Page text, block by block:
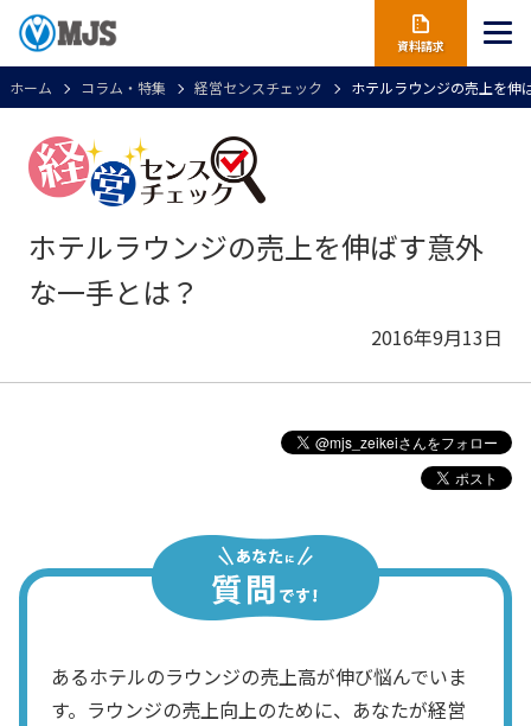
資料請求
ホーム コラム・特集 経営センスチェック ホテルラウンジの売上を伸
ホテルラウンジの売上を伸ばす意外
な一手とは？
2016年9月13日
あるホテルのラウンジの売上高が伸び悩んでいま
す。ラウンジの売上向上のために、あなたが経営